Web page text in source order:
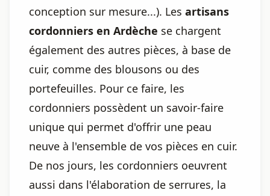
conception sur mesure...). Les artisans
cordonniers en Ardèche se chargent
également des autres pièces, à base de
cuir, comme des blousons ou des
portefeuilles. Pour ce faire, les
cordonniers possèdent un savoir-faire
unique qui permet d'offrir une peau
neuve à l'ensemble de vos pièces en cuir.
De nos jours, les cordonniers oeuvrent
aussi dans l'élaboration de serrures, la